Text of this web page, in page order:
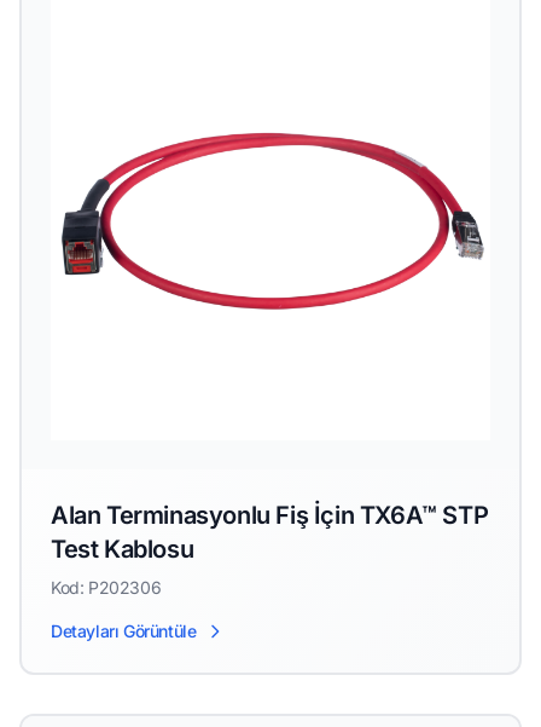
Alan Terminasyonlu Fiş İçin TX6A™ STP
Test Kablosu
Kod: P202306
Detayları Görüntüle